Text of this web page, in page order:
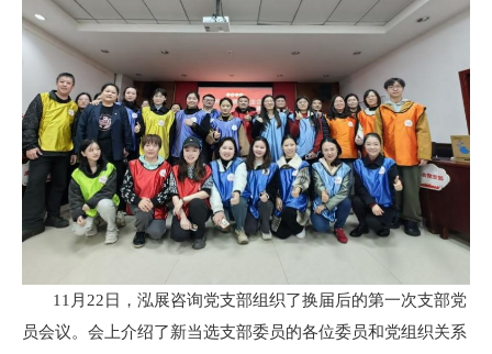
11月22日，泓展咨询党支部组织了换届后的第一次支部党
员会议。会上介绍了新当选支部委员的各位委员和党组织关系